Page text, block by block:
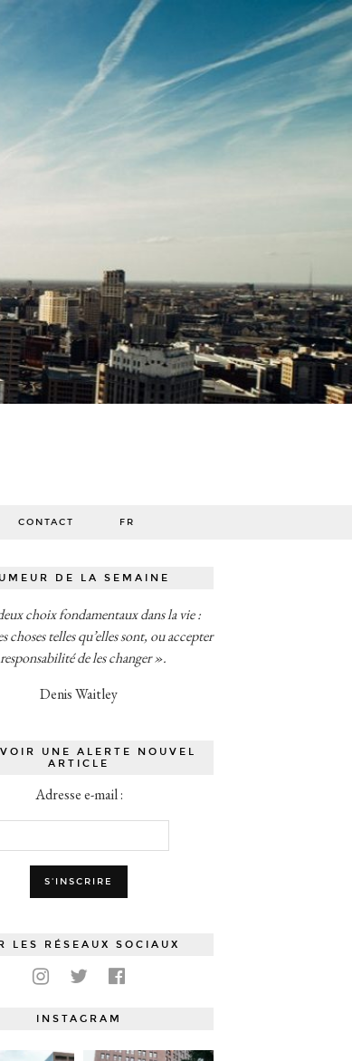
CONTACT FR
DE LA SEMAINE
choix fondamentaux dans la vie :
choses telles qu’elles sont, ou accepter
de les changer ».
Denis Waitley
UNE ALERTE NOUVEL
ARTICLE
Adresse e-mail :
LES RÉSEAUX SOCIAUX
INSTAGRAM